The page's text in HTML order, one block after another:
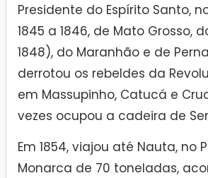
Presidente do Espírito Santo,
1845 a 1846, de Mato Grosso,
1848), do Maranhão e de
derrotou os rebeldes da
em Massupinho, Catucá e
vezes ocupou a cadeira de
Em 1854, viajou até Nauta, no
Monarca de 70 toneladas,